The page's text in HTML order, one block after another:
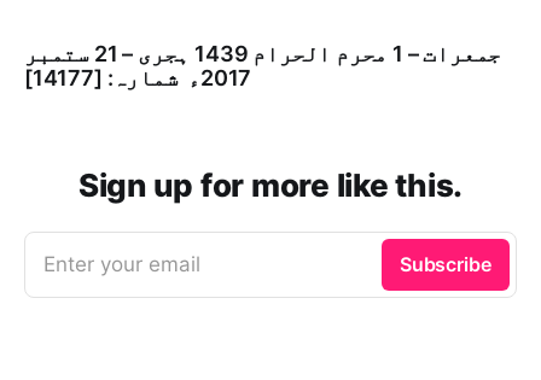
جمعرات – 1 محرم الحرام 1439 ہجری – 21 ستمبر
2017ء شمارہ: [14177]
Sign up for more like this.
Enter your email Subscribe